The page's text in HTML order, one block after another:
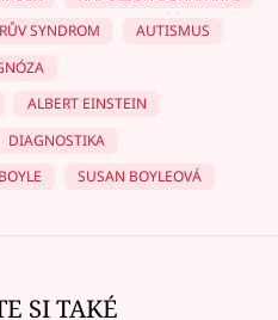
SYNDROM
AUTISMUS
ALBERT EINSTEIN
DIAGNOSTIKA
SUSAN BOYLEOVÁ
SI TAKÉ